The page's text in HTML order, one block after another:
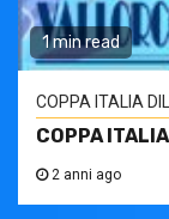
1 min read
COPPA ITALIA
COPPA
2 anni ago